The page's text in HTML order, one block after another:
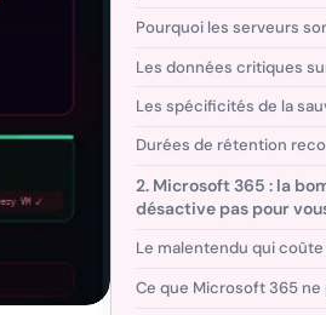
Pourquoi les serveurs
Les données critiques
Les spécificités de la
Durées de rétention
2. Microsoft 365 : la
désactive pas pour
Le malentendu qui
Ce que Microsoft 365 ne